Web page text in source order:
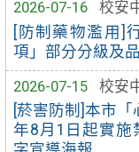
2026-07-16
校安
[防制藥物濫用]
項」部分分級及
2026-07-15
校安
[菸害防制]本市
年8月1日起實施